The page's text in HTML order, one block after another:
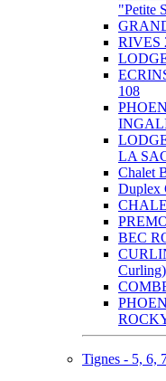
"Petite
RIVES
108
LA
Chalet
Duplex
BEC
Curling)
Tignes - 5, 6,